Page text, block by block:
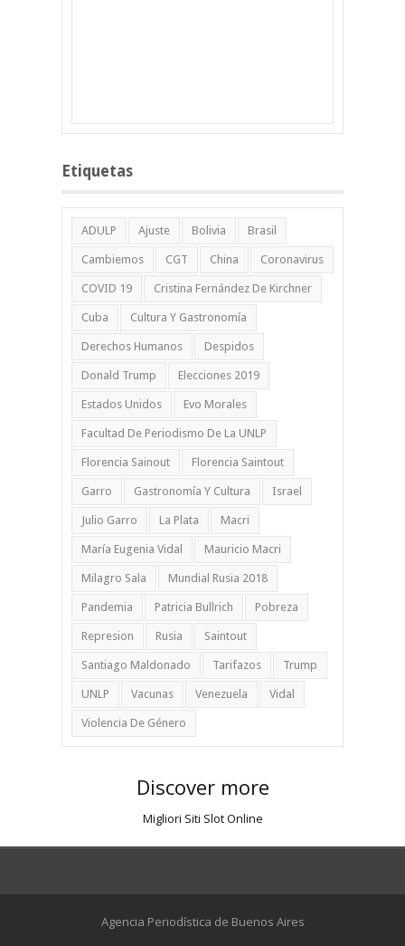
Etiquetas
ADULP Ajuste Bolivia Brasil
Cambiemos CGT China Coronavirus
COVID 19 Cristina Fernández De Kirchner
Cuba Cultura Y Gastronomía
Derechos Humanos Despidos
Donald Trump Elecciones 2019
Estados Unidos Evo Morales
Facultad De Periodismo De La UNLP
Florencia Sainout Florencia Saintout
Garro Gastronomía Y Cultura Israel
Julio Garro La Plata Macri
María Eugenia Vidal Mauricio Macri
Milagro Sala Mundial Rusia 2018
Pandemia Patricia Bullrich Pobreza
Represion Rusia Saintout
Santiago Maldonado Tarifazos Trump
UNLP Vacunas Venezuela Vidal
Violencia De Género
Discover more
Migliori Siti Slot Online
Agencia Periodística de Buenos Aires